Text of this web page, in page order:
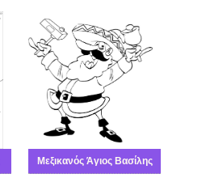
Μεξικανός Άγιος Βασίλης